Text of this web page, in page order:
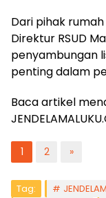
Dari pihak
Direktur RSUD
penyambungan
penting dalam
Baca artikel
1 2 »
Tag: